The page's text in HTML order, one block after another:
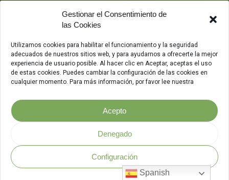
Gestionar el Consentimiento de
las Cookies
Utilizamos cookies para habilitar el funcionamiento y la seguridad
adecuados de nuestros sitios web, y para ayudarnos a ofrecerte la mejor
experiencia de usuario posible. Al hacer clic en Aceptar, aceptas el uso
de estas cookies. Puedes cambiar la configuración de las cookies en
cualquier momento. Para más información, por favor lee nuestra
Acepto
Denegado
Configuración
Política de Seguridad
Spanish